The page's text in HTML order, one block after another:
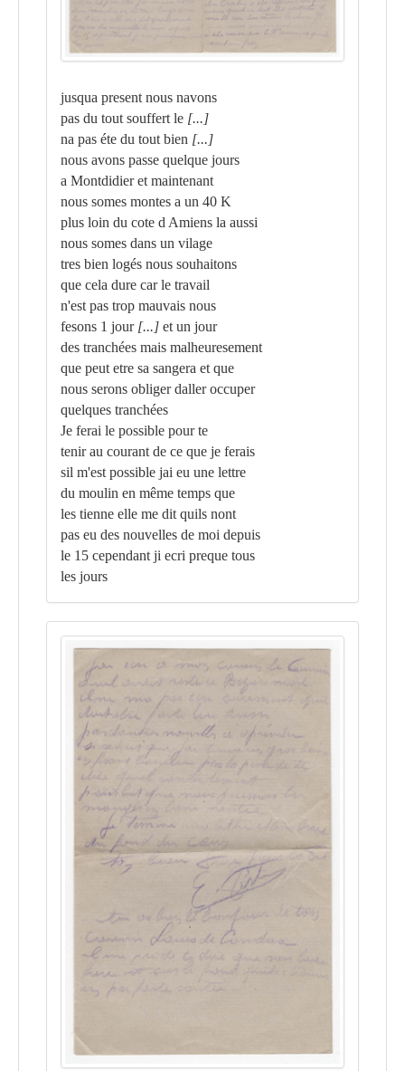
jusqua present nous navons
pas du tout souffert le [...]
na pas éte du tout bien [...]
nous avons passe quelque jours
a Montdidier et maintenant
nous somes montes a un 40 K
plus loin du cote d Amiens la aussi
nous somes dans un vilage
tres bien logés nous souhaitons
que cela dure car le travail
n'est pas trop mauvais nous
fesons 1 jour [...] et un jour
des tranchées mais malheuresement
que peut etre sa sangera et que
nous serons obliger daller occuper
quelques tranchées
Je ferai le possible pour te
tenir au courant de ce que je ferais
sil m'est possible jai eu une lettre
du moulin en même temps que
les tienne elle me dit quils nont
pas eu des nouvelles de moi depuis
le 15 cependant ji ecri preque tous
les jours